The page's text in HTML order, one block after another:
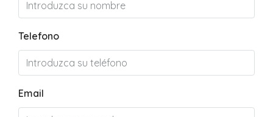
Telefono
Email